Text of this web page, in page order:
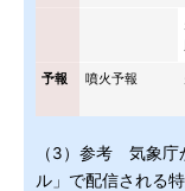
予報 噴火予報
（3）参考 気象庁
ル」で配信される